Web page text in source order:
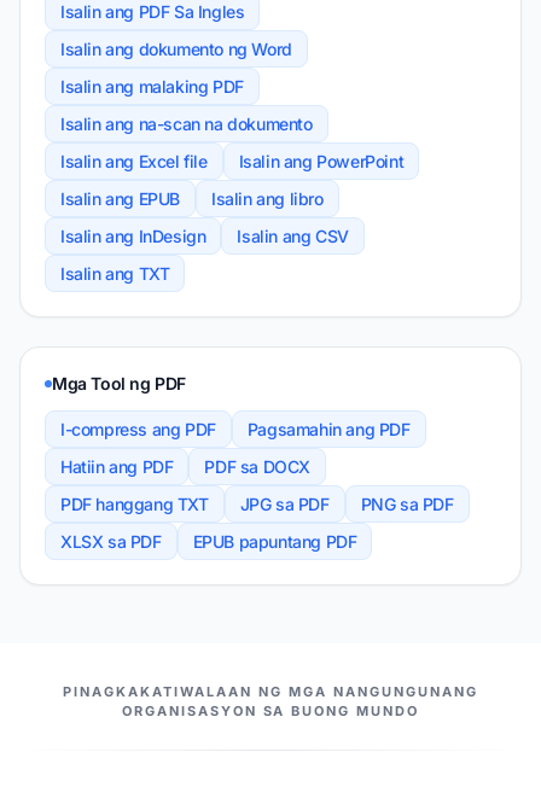
Isalin ang PDF Sa Ingles
Isalin ang dokumento ng Word
Isalin ang malaking PDF
Isalin ang na-scan na dokumento
Isalin ang Excel file
Isalin ang PowerPoint
Isalin ang EPUB
Isalin ang libro
Isalin ang InDesign
Isalin ang CSV
Isalin ang TXT
Mga Tool ng PDF
I-compress ang PDF
Pagsamahin ang PDF
Hatiin ang PDF
PDF sa DOCX
PDF hanggang TXT
JPG sa PDF
PNG sa PDF
XLSX sa PDF
EPUB papuntang PDF
ANG AMING MGA KASOSYO
PINAGKAKATIWALAAN NG MGA NANGUNGUNANG
ORGANISASYON SA BUONG MUNDO